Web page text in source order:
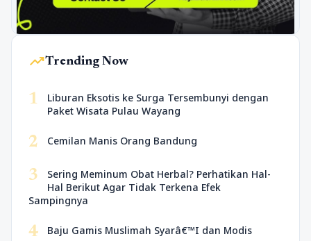
trending_upTrending Now
1
Liburan Eksotis ke Surga Tersembunyi dengan
Paket Wisata Pulau Wayang
2 Cemilan Manis Orang Bandung
3
Sering Meminum Obat Herbal? Perhatikan Hal-
Hal Berikut Agar Tidak Terkena Efek
Sampingnya
4 Baju Gamis Muslimah Syarâ€™I dan Modis